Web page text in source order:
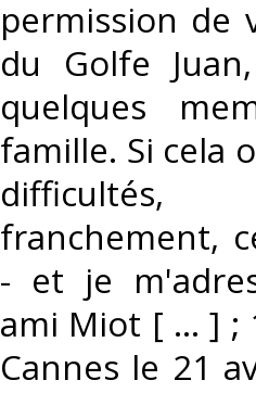
permission de
du Golfe
quelques
famille. Si cela
franchement,
- et je
ami Miot [ ... ] ;
Cannes le 21